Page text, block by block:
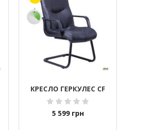
КРЕСЛО ГЕРКУЛЕС CF
5 599 грн